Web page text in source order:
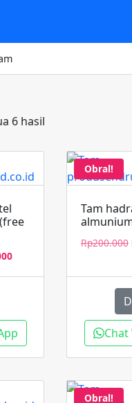
6 hasil
Harga
Obral!
Tam
Rp200.000
Chat
Obral!